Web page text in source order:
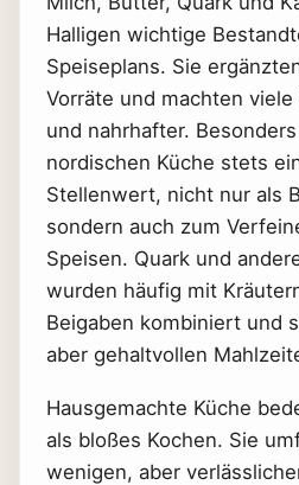
Halligen wichtige
Speiseplans. Sie
Vorräte und machten
und nahrhafter.
nordischen Küche stets
Stellenwert, nicht nur als
sondern auch zum
Speisen. Quark und
wurden häufig mit
Beigaben kombiniert und
aber gehaltvollen
Hausgemachte Küche
als bloßes Kochen. Sie
wenigen, aber